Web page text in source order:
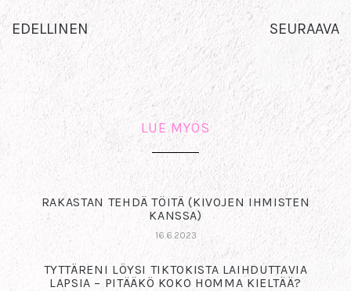
EDELLINEN SEURAAVA
LUE MYÖS
RAKASTAN TEHDÄ TÖITÄ (KIVOJEN IHMISTEN
KANSSA)
16.6.2023
TYTTÄRENI LÖYSI TIKTOKISTA LAIHDUTTAVIA
LAPSIA – PITÄÄKÖ KOKO HOMMA KIELTÄÄ?